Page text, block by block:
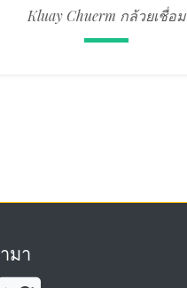
Kluay Chuerm กล้วยเชื่อม
มา